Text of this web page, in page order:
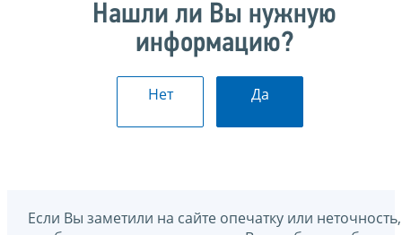
Нашли ли Вы нужную
информацию?
Нет Да
Если Вы заметили на сайте опечатку или неточность,